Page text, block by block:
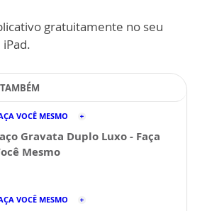
gratuitamente no seu
VOCÊ MESMO
Gravata Duplo Luxo - Faça
Mesmo
VOCÊ MESMO